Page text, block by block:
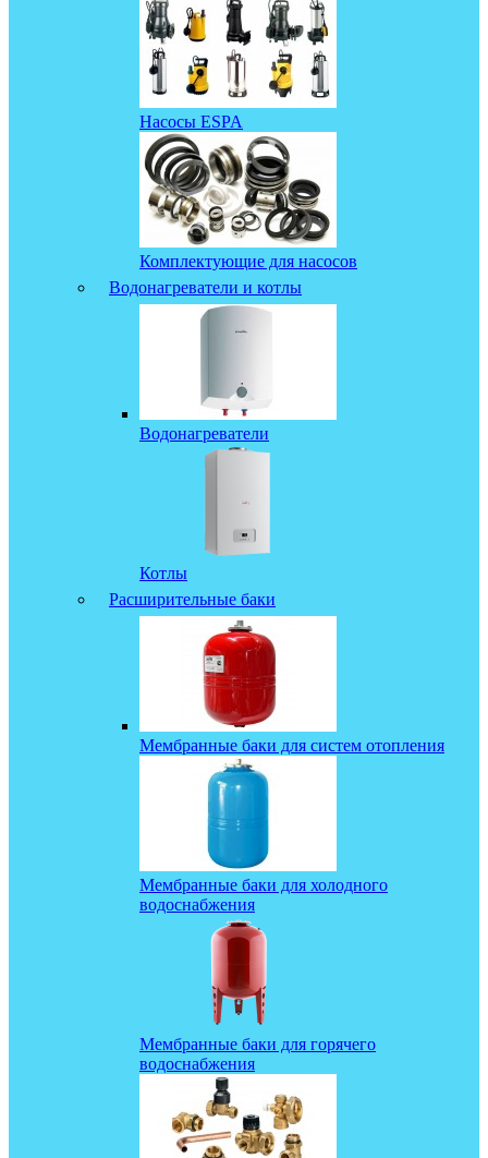
Насосы ESPA
Комплектующие для насосов
Водонагреватели и котлы
Водонагреватели
Котлы
Расширительные баки
Мембранные баки для систем отопления
Мембранные баки для холодного
водоснабжения
Мембранные баки для горячего
водоснабжения